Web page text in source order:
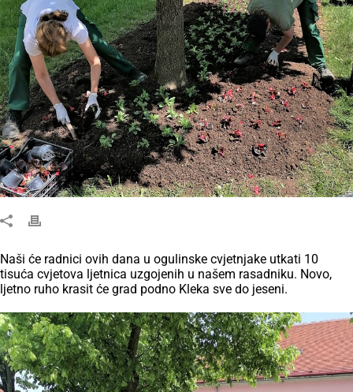
Naši će radnici ovih dana u ogulinske cvjetnjake utkati 10
tisuća cvjetova ljetnica uzgojenih u našem rasadniku. Novo,
ljetno ruho krasit će grad podno Kleka sve do jeseni.